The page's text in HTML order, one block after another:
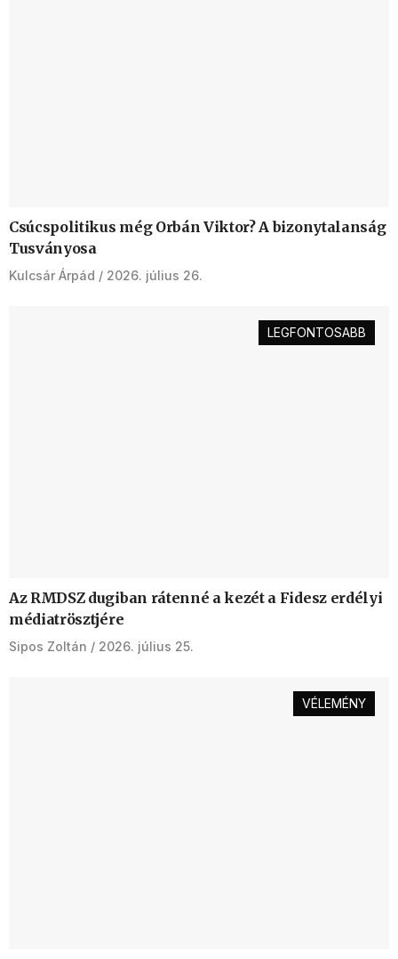
Csúcspolitikus még Orbán Viktor? A bizonytalanság
Tusványosa
Kulcsár Árpád 2026. július 26.
LEGFONTOSABB
Az RMDSZ dugiban rátenné a kezét a Fidesz erdélyi
médiatrösztjére
Sipos Zoltán 2026. július 25.
VÉLEMÉNY